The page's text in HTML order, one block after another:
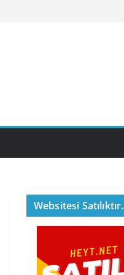
Websitesi Satılıktır.